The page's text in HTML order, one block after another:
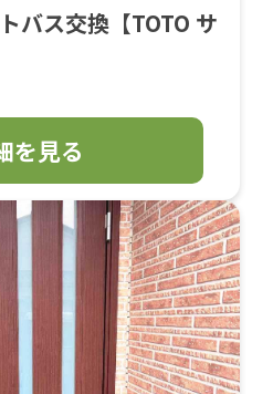
バス交換【TOTO サ
を見る